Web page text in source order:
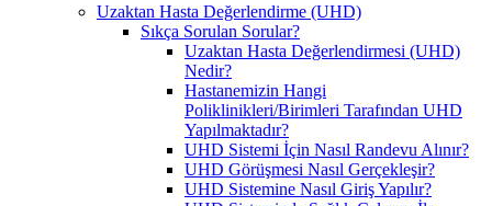
Uzaktan Hasta Değerlendirme (UHD)
Sıkça Sorulan Sorular?
Uzaktan Hasta Değerlendirmesi (UHD)
Nedir?
Hastanemizin Hangi
Poliklinikleri/Birimleri Tarafından UHD
Yapılmaktadır?
UHD Sistemi İçin Nasıl Randevu Alınır?
UHD Görüşmesi Nasıl Gerçekleşir?
UHD Sistemine Nasıl Giriş Yapılır?